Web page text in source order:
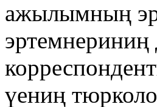
ажылымның
үениң